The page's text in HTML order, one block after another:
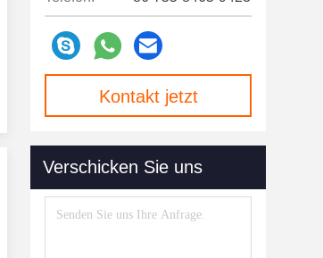
Kontakt jetzt
Verschicken Sie uns